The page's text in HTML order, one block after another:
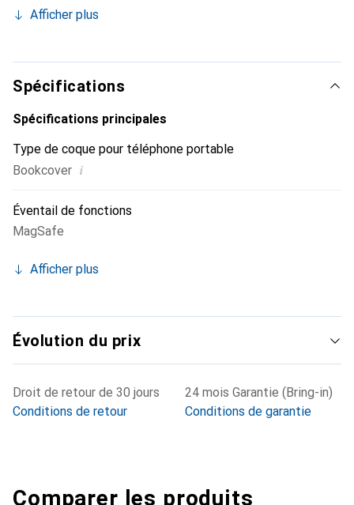
devient un accessoire chic et indispensable pour votre
produits de haute qualité, la marque Noreve est un choix
fiable pour une clientèle exigeante.
Afficher plus
Spécifications
Spécifications principales
Type de coque pour téléphone portable
Bookcover i
Éventail de fonctions
MagSafe
Afficher plus
Évolution du prix
Droit de retour de 30 jours
Conditions de retour
24 mois Garantie (Bring-in)
Conditions de garantie
Comparer les produits